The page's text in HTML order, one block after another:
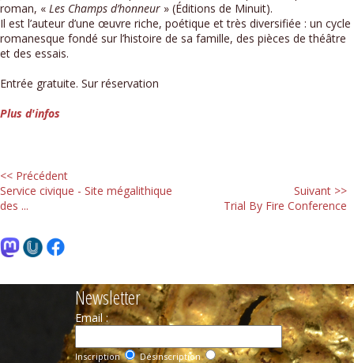
roman, « Les Champs d’honneur » (Éditions de Minuit).
Il est l’auteur d’une œuvre riche, poétique et très diversifiée : un cycle
romanesque fondé sur l’histoire de sa famille, des pièces de théâtre
et des essais.
Entrée gratuite. Sur réservation
Plus d'infos
<< Précédent
Service civique - Site mégalithique
des ...
Suivant >>
Trial By Fire Conference
Newsletter
Email :
Inscription Désinscription